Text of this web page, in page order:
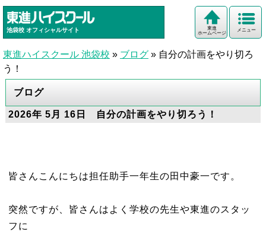
池袋校 オフィシャルサイト メニュー
東進
ホームページ
東進ハイスクール 池袋校 » ブログ » 自分の計画をやり切ろ
う！
ブログ
2026年 5月 16日 自分の計画をやり切ろう！
皆さんこんにちは担任助手一年生の田中豪一です。
突然ですが、皆さんはよく学校の先生や東進のスタッ
フに